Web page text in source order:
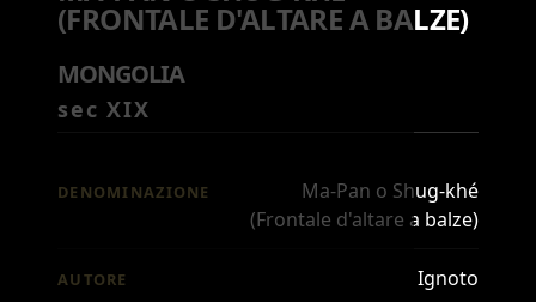
(FRONTALE D'ALTARE A BALZE)
MONGOLIA
sec XIX
DENOMINAZIONE
Ma-Pan o Shug-khé
(Frontale d'altare a balze)
AUTORE Ignoto